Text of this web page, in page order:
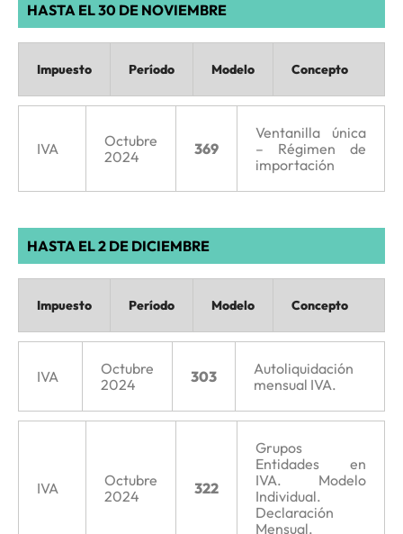
HASTA EL 30 DE NOVIEMBRE
Impuesto Período Modelo Concepto
IVA
Octubre
2024
369
Ventanilla única
– Régimen de
importación
HASTA EL 2 DE DICIEMBRE
Impuesto Período Modelo Concepto
IVA
Octubre
2024
303
Autoliquidación
mensual IVA.
IVA
Octubre
2024
322
Grupos
Entidades en
IVA. Modelo
Individual.
Declaración
Mensual.